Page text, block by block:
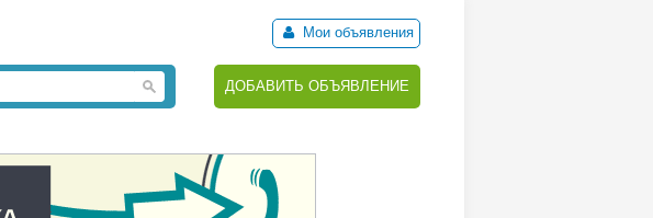
Мои объявления
ДОБАВИТЬ ОБЪЯВЛЕНИЕ